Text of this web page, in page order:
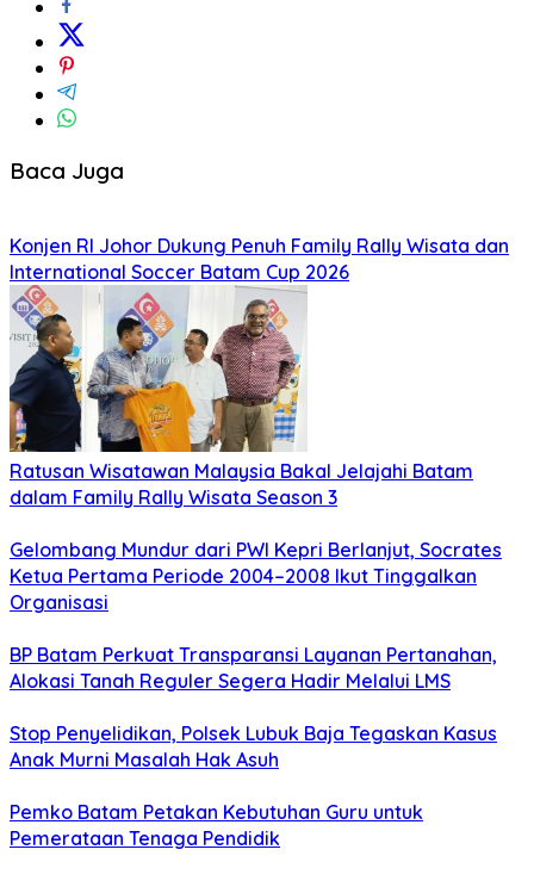
Baca Juga
Konjen RI Johor Dukung Penuh Family Rally Wisata dan
International Soccer Batam Cup 2026
Ratusan Wisatawan Malaysia Bakal Jelajahi Batam
dalam Family Rally Wisata Season 3
Gelombang Mundur dari PWI Kepri Berlanjut, Socrates
Ketua Pertama Periode 2004–2008 Ikut Tinggalkan
Organisasi
BP Batam Perkuat Transparansi Layanan Pertanahan,
Alokasi Tanah Reguler Segera Hadir Melalui LMS
Stop Penyelidikan, Polsek Lubuk Baja Tegaskan Kasus
Anak Murni Masalah Hak Asuh
Pemko Batam Petakan Kebutuhan Guru untuk
Pemerataan Tenaga Pendidik